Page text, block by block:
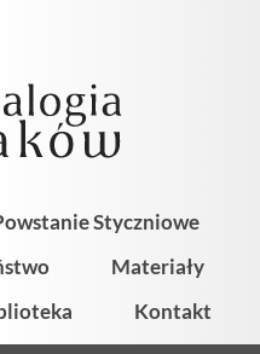
Styczniowe
Materiały
Kontakt